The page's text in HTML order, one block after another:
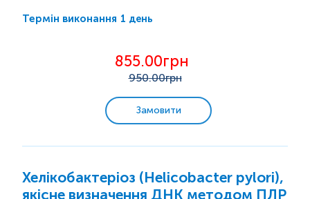
дванадцятипалої кишки, загострений гастрит, і
класифікуватися як канцерогенний агент I
типу. Тест передбачає використання антитіл
H. pylori, присутніх у калі. Виявлення...
Термін виконання 1 день
855.00грн
950.00грн
Замовити
Хелікобактеріоз (Helicobacter pylori),
якісне визначення ДНК методом ПЛР